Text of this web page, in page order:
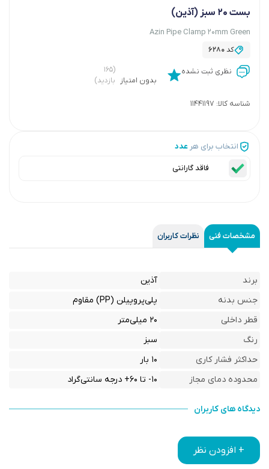
بست 20 سبز (آذین)
Azin Pipe Clamp 20mm Green
کد6280
نظری ثبت نشده
بدون امتیاز
(۱۶۵
بازدید)
شناسه کالا: 11441197
انتخاب برای هر عدد
فاقد گارانتی
مشخصات فنی نظرات کاربران
برند
آذین
جنس بدنه
پلی‌پروپیلن (PP) مقاوم
قطر داخلی
۲۰ میلی‌متر
رنگ
سبز
حداکثر فشار کاری
۱۰ بار
محدوده دمای مجاز
۱۰- تا ۶۰+ درجه سانتی‌گراد
دیدگاه های کاربران
+ افزودن نظر